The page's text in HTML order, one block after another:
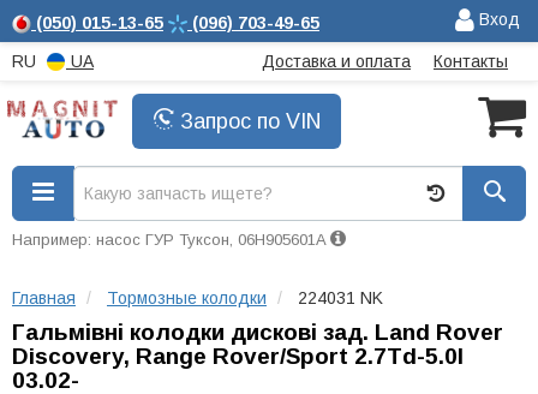
(050) 015-13-65 (096) 703-49-65 Вход
RU UA Доставка и оплата Контакты
Запрос по VIN
Например: насос ГУР Туксон, 06H905601A
Главная Тормозные колодки 224031 NK
Гальмівні колодки дискові зад. Land Rover
Discovery, Range Rover/Sport 2.7Td-5.0I
03.02-